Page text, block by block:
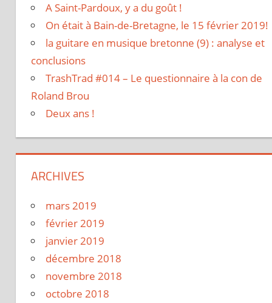
A Saint-Pardoux, y a du goût !
On était à Bain-de-Bretagne, le 15 février 2019!
la guitare en musique bretonne (9) : analyse et
conclusions
TrashTrad #014 – Le questionnaire à la con de
Roland Brou
Deux ans !
ARCHIVES
mars 2019
février 2019
janvier 2019
décembre 2018
novembre 2018
octobre 2018